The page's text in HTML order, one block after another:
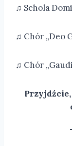
♫ Schola
♫ Chór „Deo
♫ Chór